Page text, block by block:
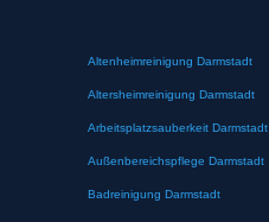
Altenheimreinigung Darmstadt
Altersheimreinigung Darmstadt
Arbeitsplatzsauberkeit Darmstadt
Außenbereichspflege Darmstadt
Badreinigung Darmstadt